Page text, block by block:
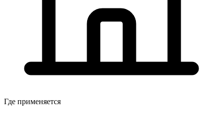
Где применяется